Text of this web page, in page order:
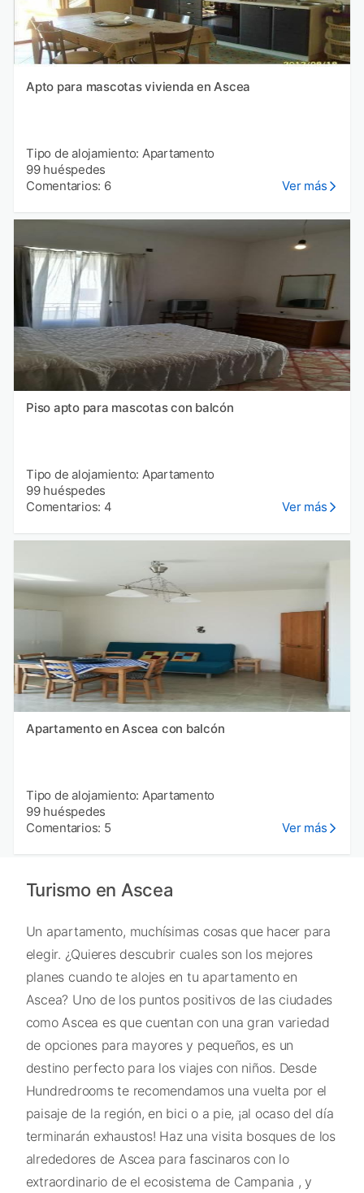
Apto para mascotas vivienda en Ascea
Tipo de alojamiento: Apartamento
99 huéspedes
Comentarios: 6
Ver más
Piso apto para mascotas con balcón
Tipo de alojamiento: Apartamento
99 huéspedes
Comentarios: 4
Ver más
Apartamento en Ascea con balcón
Tipo de alojamiento: Apartamento
99 huéspedes
Comentarios: 5
Ver más
Turismo en Ascea
Un apartamento, muchísimas cosas que hacer para
elegir. ¿Quieres descubrir cuales son los mejores
planes cuando te alojes en tu apartamento en
Ascea? Uno de los puntos positivos de las ciudades
como Ascea es que cuentan con una gran variedad
de opciones para mayores y pequeños, es un
destino perfecto para los viajes con niños. Desde
Hundredrooms te recomendamos una vuelta por el
paisaje de la región, en bici o a pie, ¡al ocaso del día
terminarán exhaustos! Haz una visita bosques de los
alrededores de Ascea para fascinaros con lo
extraordinario de el ecosistema de Campania , y